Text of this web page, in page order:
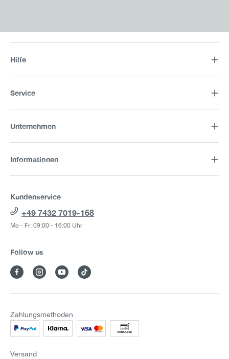
Hilfe
Service
Unternehmen
Informationen
Kundenservice
+49 7432 7019-168
Mo - Fr: 09:00 - 16:00 Uhr
Follow us
Zahlungsmethoden
Versand